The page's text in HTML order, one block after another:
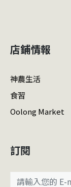
店鋪情報
神農生活
食習
Oolong Market
訂閱